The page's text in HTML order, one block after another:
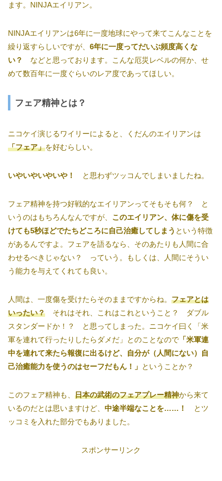
ます。NINJAエイリアン。
NINJAエイリアンは6年に一度地球にやって来てこんなことを
繰り返すらしいですが、 6年に一度ってだいぶ頻度高くな
い？
などと思っております。こんな厄災レベルの何か、せ
めて数百年に一度ぐらいのレア度であってほしい。
フェア精神とは？
ニコケイ演じるワイリーによると、くだんのエイリアンは
「フェア」を好むらしい。
いやいやいやいや！ と思わずツッコんでしまいましたね。
フェア精神を持つ好戦的なエイリアンってそもそも何？ と
いうのはもちろんなんですが、 このエイリアン、体に傷を受
けても5秒ほどでたちどころに自己治癒してしまう という特徴
があるんですよ。フェアを語るなら、そのあたりも人間に合
わせるべきじゃない？ っていう。もしくは、人間にそうい
う能力を与えてくれても良い。
人間は、一度傷を受けたらそのままですからね。 フェアとは
いったい？ それはそれ、これはこれということ？ ダブル
スタンダードか！？ と思ってしまった。ニコケイ曰く「米
軍を連れて行ったりしたらダメだ」とのことなので 「米軍連
中を連れて来たら報復に出るけど、自分が（人間にない）自
己治癒能力を使うのはセーフだもん！」 ということか？
このフェア精神も、 日本の武術のフェアプレー精神から来て
いるのだとは思いますけど、 中途半端なことを……！
とツ
ッコミを入れた部分でもありました。
スポンサーリンク